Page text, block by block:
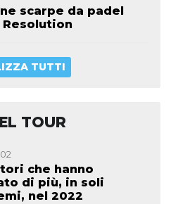
scarpe da padel
Resolution
TUTTI
TOUR
che hanno
di più, in soli
nel 2022